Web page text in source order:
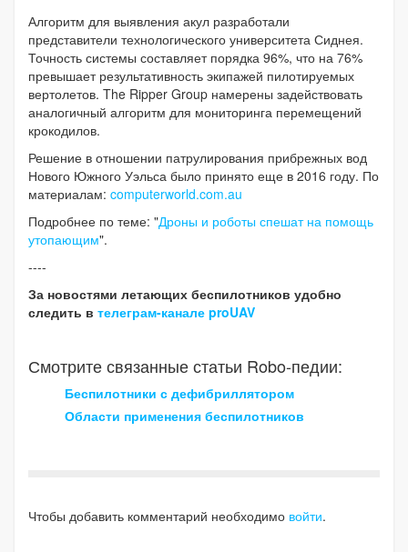
Алгоритм для выявления акул разработали
представители технологического университета Сиднея.
Точность системы составляет порядка 96%, что на 76%
превышает результативность экипажей пилотируемых
вертолетов. The Ripper Group намерены задействовать
аналогичный алгоритм для мониторинга перемещений
крокодилов.
Решение в отношении патрулирования прибрежных вод
Нового Южного Уэльса было принято еще в 2016 году. По
материалам: computerworld.com.au
Подробнее по теме: "Дроны и роботы спешат на помощь
утопающим".
----
За новостями летающих беспилотников удобно
следить в телеграм-канале proUAV
Смотрите связанные статьи Robo-педии:
Беспилотники с дефибриллятором
Области применения беспилотников
Чтобы добавить комментарий необходимо войти.